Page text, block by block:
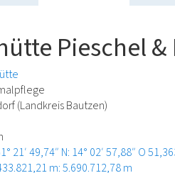
Pieschel
(Landkreis Bautzen)
21′ 49,74″ N: 14° 02′ 57,88″ O
m: 5.690.712,78 m